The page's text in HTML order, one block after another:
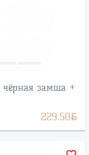
чёрная замша +
229.50BYN